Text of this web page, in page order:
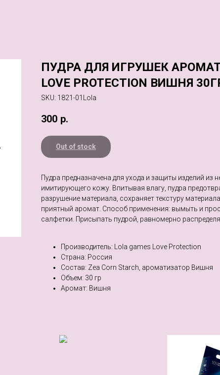
ПУДРА ДЛЯ ИГРУШЕК
LOVE PROTECTION ВИШНЯ
SKU: 1821-01Lola
300 р.
Out of stock
Пудра предназначена для ухода и защиты изделий из
имитирующего кожу. Впитывая влагу, пудра
разрушение материала, сохраняет текстуру
приятный аромат. Способ применения: вымыть и
салфетки. Присыпать пудрой, равномерно
Производитель: Lola games Love Protection
Страна: Россия
Состав: Zea Corn Starch, ароматизатор Вишня
Объем: 30 гр
Аромат: Вишня